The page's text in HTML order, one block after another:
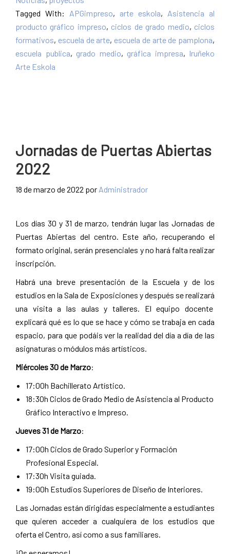
Tagged With: APGimpreso, arte eskola, Asistencia al
producto gráfico impreso, ciclos de grado medio, ciclos
formativos, escuela de arte, escuela de arte de pamplona,
escuela publica, grado medio, gráfica impresa, Iruñeko
Arte Eskola
Jornadas de Puertas Abiertas
2022
18 de marzo de 2022 por Administrador
Los días 30 y 31 de marzo, tendrán lugar las Jornadas de
Puertas Abiertas del centro. Este año, recuperando el
formato original, serán presenciales y no hará falta realizar
inscripción.
Habrá una breve presentación de la Escuela y de los
estudios en la Sala de Exposiciones y después se realizará
una visita a las aulas y talleres. El equipo docente
explicará qué es lo que se hace y cómo se trabaja en cada
espacio, para que podáis ver la realidad del día a día de las
asignaturas o módulos más artísticos.
Miércoles 30 de Marzo:
17:00h Bachillerato Artístico.
18:30h Ciclos de Grado Medio de Asistencia al Producto
Gráfico Interactivo e Impreso.
Jueves 31 de Marzo:
17:00h Ciclos de Grado Superior y Formación
Profesional Especial.
17:30h Visita guiada.
19:00h Estudios Superiores de Diseño de Interiores.
Las Jornadas están dirigidas especialmente a estudiantes
que quieren acceder a cualquiera de los estudios que
oferta el Centro, así como a sus familiares.